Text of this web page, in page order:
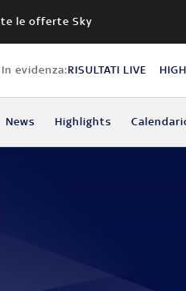
le offerte Sky
In evidenza:RISULTATI LIVE
News Highlights